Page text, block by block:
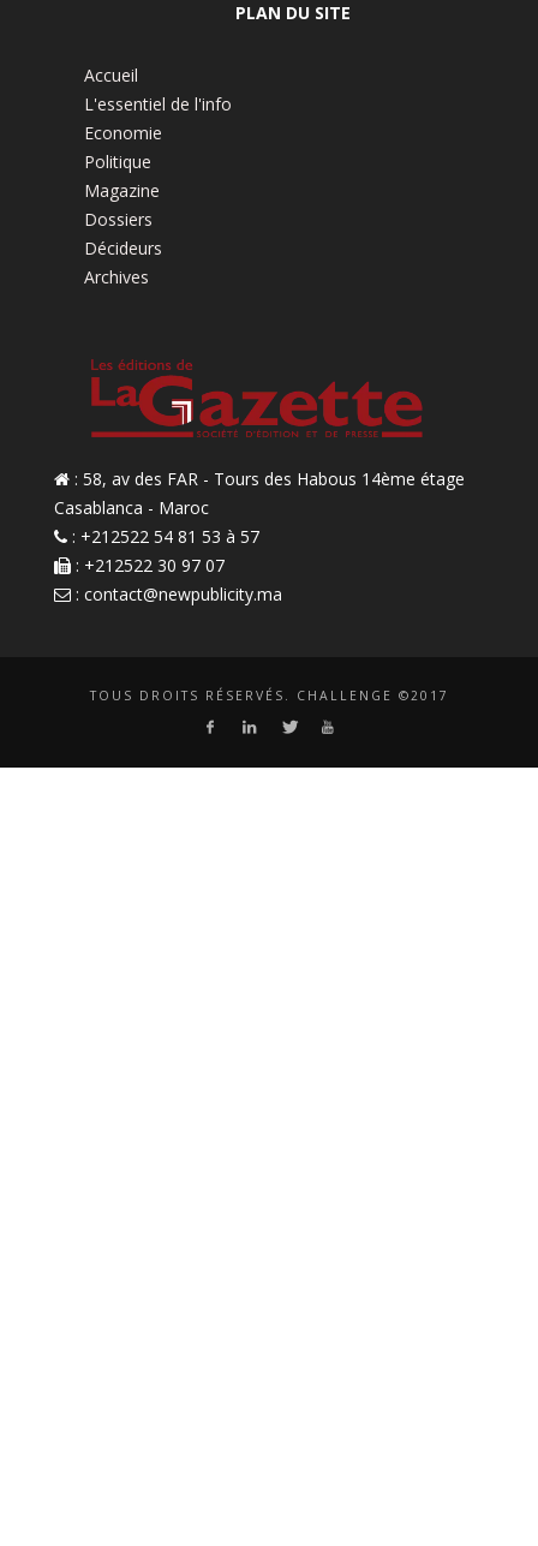
PLAN DU SITE
Accueil
L'essentiel de l'info
Economie
Politique
Magazine
Dossiers
Décideurs
Archives
: 58, av des FAR - Tours des Habous 14ème étage
Casablanca - Maroc
: +212522 54 81 53 à 57
: +212522 30 97 07
: contact@newpublicity.ma
TOUS DROITS RÉSERVÉS. CHALLENGE ©2017